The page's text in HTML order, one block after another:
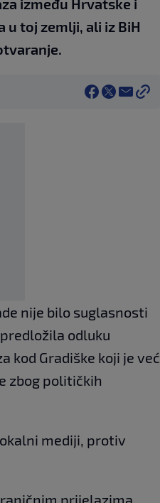
između Hrvatske i
toj zemlji, ali iz BiH
nije bilo suglasnosti
odluku
kod Gradiške koji je već
zbog političkih
mediji, protiv
prijelazima